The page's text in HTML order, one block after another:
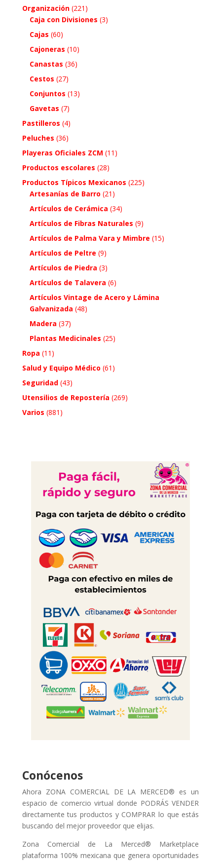
Organización (221)
Caja con Divisiones (3)
Cajas (60)
Cajoneras (10)
Canastas (36)
Cestos (27)
Conjuntos (13)
Gavetas (7)
Pastilleros (4)
Peluches (36)
Playeras Oficiales ZCM (11)
Productos escolares (28)
Productos Típicos Mexicanos (225)
Artesanías de Barro (21)
Artículos de Cerámica (34)
Artículos de Fibras Naturales (9)
Artículos de Palma Vara y Mimbre (15)
Artículos de Peltre (9)
Artículos de Piedra (3)
Artículos de Talavera (6)
Artículos Vintage de Acero y Lámina
Galvanizada (48)
Madera (37)
Plantas Medicinales (25)
Ropa (11)
Salud y Equipo Médico (61)
Seguridad (43)
Utensilios de Repostería (269)
Varios (881)
Conócenos
Ahora ZONA COMERCIAL DE LA MERCED® es un
espacio de comercio virtual donde PODRÁS VENDER
directamente tus productos y COMPRAR lo que estás
buscando del mejor proveedor que elijas.
Zona Comercial de La Merced® Marketplace
plataforma 100% mexicana que genera oportunidades